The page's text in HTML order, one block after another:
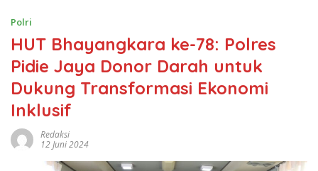
Polri
HUT Bhayangkara ke-78: Polres
Pidie Jaya Donor Darah untuk
Dukung Transformasi Ekonomi
Inklusif
Redaksi
12 Juni 2024